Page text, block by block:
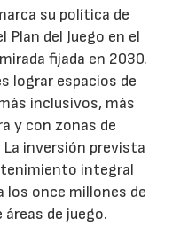
su política de
Plan del Juego en el
fijada en 2030.
lograr espacios de
inclusivos, más
y con zonas de
inversión prevista
integral
los once millones de
de juego.